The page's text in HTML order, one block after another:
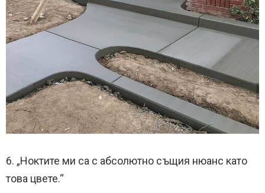
6. „Ноктите ми са с абсолютно същия нюанс като
това цвете.“